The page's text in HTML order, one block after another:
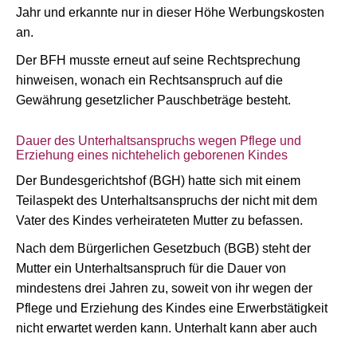
Jahr und erkannte nur in dieser Höhe Werbungskosten
an.
Der BFH musste erneut auf seine Rechtsprechung
hinweisen, wonach ein Rechtsanspruch auf die
Gewährung gesetzlicher Pauschbeträge besteht.
Dauer des Unterhaltsanspruchs wegen Pflege und
Erziehung eines nichtehelich geborenen Kindes
Der Bundesgerichtshof (BGH) hatte sich mit einem
Teilaspekt des Unterhaltsanspruchs der nicht mit dem
Vater des Kindes verheirateten Mutter zu befassen.
Nach dem Bürgerlichen Gesetzbuch (BGB) steht der
Mutter ein Unterhaltsanspruch für die Dauer von
mindestens drei Jahren zu, soweit von ihr wegen der
Pflege und Erziehung des Kindes eine Erwerbstätigkeit
nicht erwartet werden kann. Unterhalt kann aber auch